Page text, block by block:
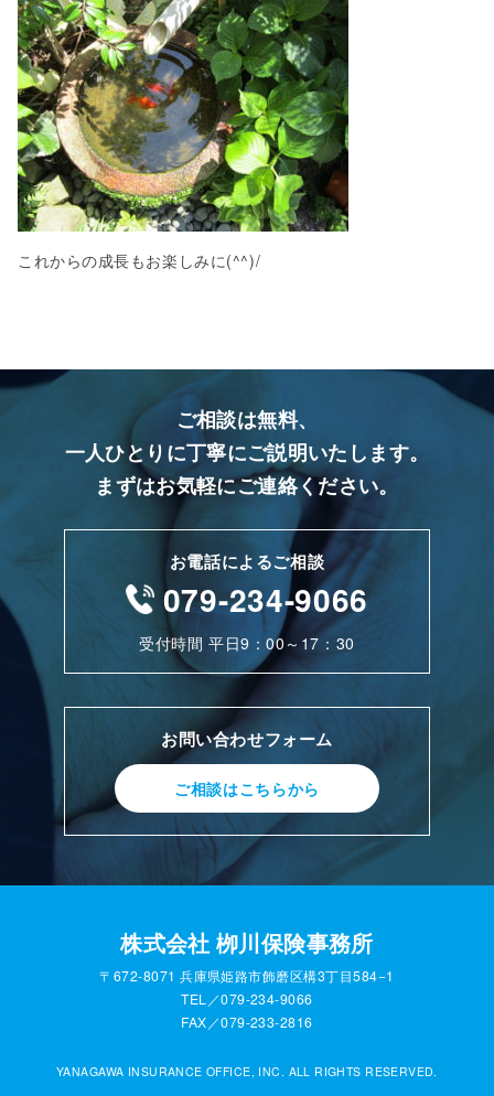
これからの成長もお楽しみに(^^)/
ご相談は無料、
一人ひとりに丁寧にご説明いたします。
まずはお気軽にご連絡ください。
お電話によるご相談
079-234-9066
受付時間 平日9：00～17：30
お問い合わせフォーム
ご相談はこちらから
株式会社 栁川保険事務所
〒672-8071 兵庫県姫路市飾磨区構3丁目584−1
TEL／079-234-9066
FAX／079-233-2816
YANAGAWA INSURANCE OFFICE, INC. ALL RIGHTS RESERVED.